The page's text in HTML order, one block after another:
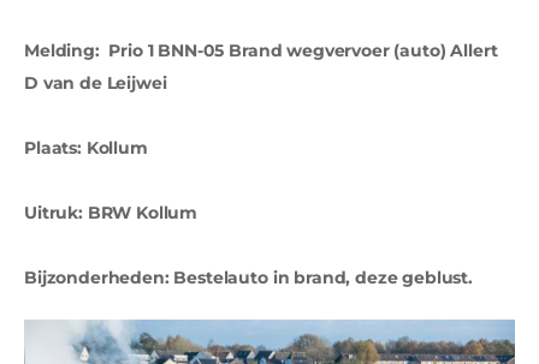
Melding: Prio 1 BNN-05 Brand wegvervoer (auto) Allert
D van de Leijwei
Plaats: Kollum
Uitruk: BRW Kollum
Bijzonderheden: Bestelauto in brand, deze geblust.